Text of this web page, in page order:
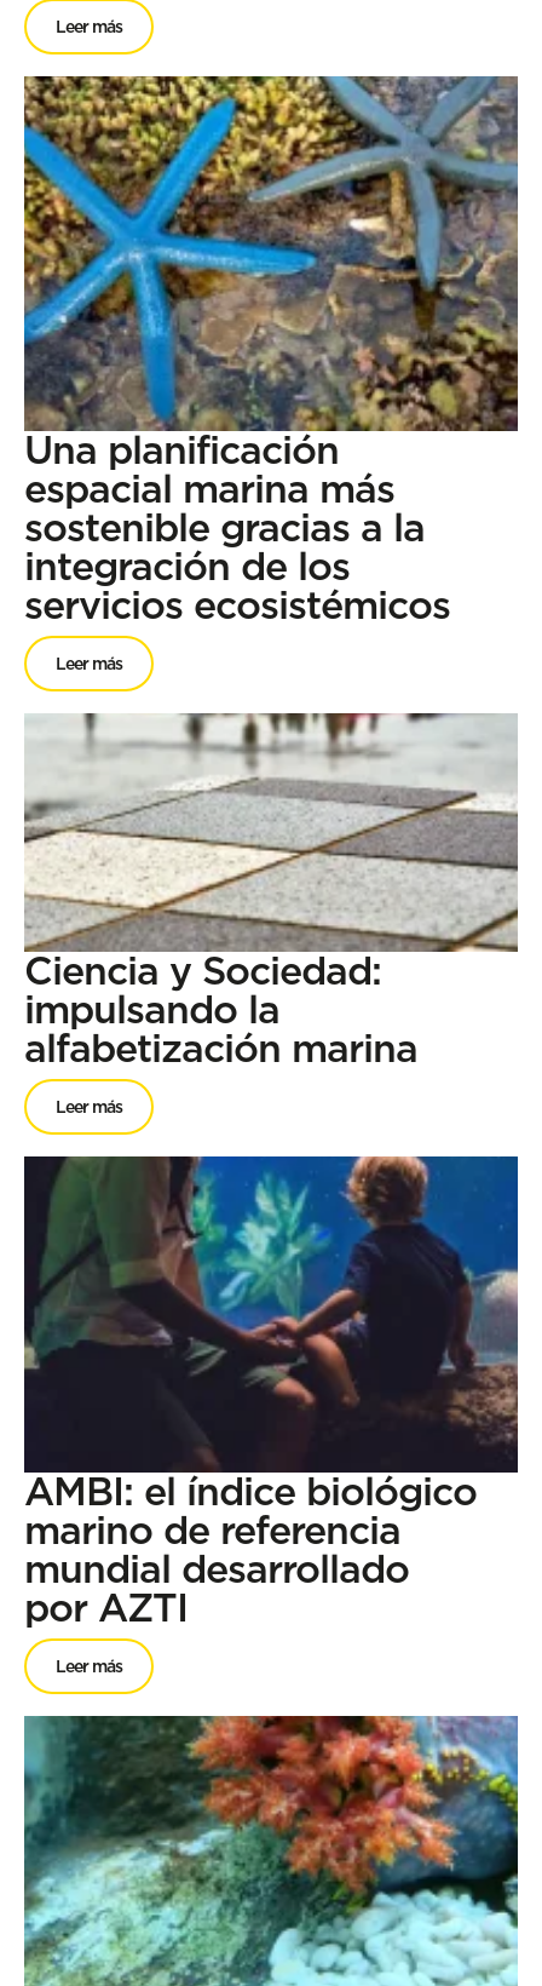
Leer más
Una planificación
espacial marina más
sostenible gracias a la
integración de los
servicios ecosistémicos
Leer más
Ciencia y Sociedad:
impulsando la
alfabetización marina
Leer más
AMBI: el índice biológico
marino de referencia
mundial desarrollado
por AZTI
Leer más